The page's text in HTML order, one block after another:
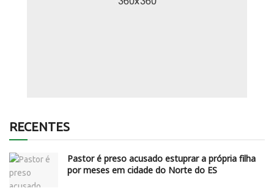
RECENTES
Pastor é preso acusado estuprar a própria filha
por meses em cidade do Norte do ES